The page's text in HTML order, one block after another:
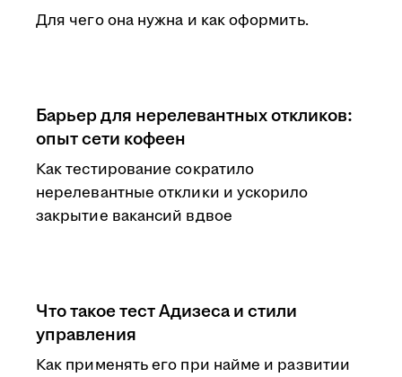
Для чего она нужна и как оформить.
Барьер для нерелевантных откликов:
опыт сети кофеен
Как тестирование сократило
нерелевантные отклики и ускорило
закрытие вакансий вдвое
Что такое тест Адизеса и стили
управления
Как применять его при найме и развитии